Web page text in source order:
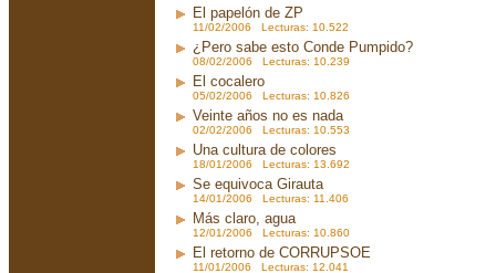
El papelón de ZP
11/02/2006 Lecturas: 10.522
¿Pero sabe esto Conde Pumpido?
08/02/2006 Lecturas: 10.239
El cocalero
05/02/2006 Lecturas: 10.826
Veinte años no es nada
02/02/2006 Lecturas: 10.553
Una cultura de colores
18/01/2006 Lecturas: 13.692
Se equivoca Girauta
14/01/2006 Lecturas: 11.406
Más claro, agua
12/01/2006 Lecturas: 10.860
El retorno de CORRUPSOE
11/01/2006 Lecturas: 12.041